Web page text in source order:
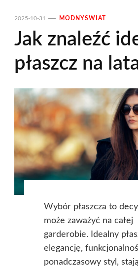
2025-10-31 MODNYSWIAT
Jak znaleźć
płaszcz na
Wybór płaszcza to
może zaważyć na całej
garderobie. Idealny
elegancję,
ponadczasowy styl,